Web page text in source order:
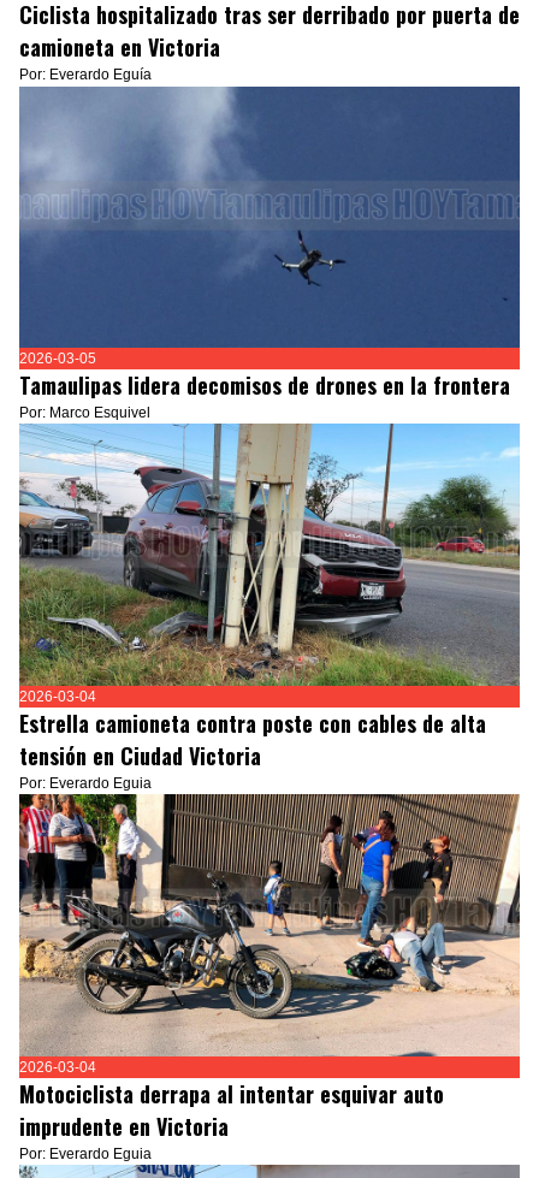
Ciclista hospitalizado tras ser derribado por puerta de
camioneta en Victoria
Por: Everardo Eguía
2026-03-05
Tamaulipas lidera decomisos de drones en la frontera
Por: Marco Esquivel
2026-03-04
Estrella camioneta contra poste con cables de alta
tensión en Ciudad Victoria
Por: Everardo Eguia
2026-03-04
Motociclista derrapa al intentar esquivar auto
imprudente en Victoria
Por: Everardo Eguia